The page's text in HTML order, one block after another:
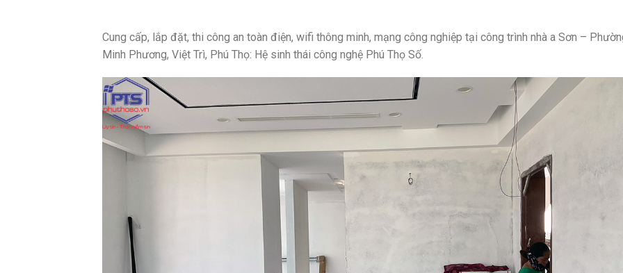
Cung cấp, lắp đặt, thi công an toàn điện, wifi thông minh, mạng công nghiệp tại công trình nhà a Sơn –
Minh Phương, Việt Trì, Phú Thọ: Hệ sinh thái công nghệ Phú Thọ Số.